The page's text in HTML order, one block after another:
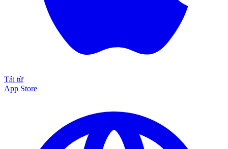
Tải từ
App Store